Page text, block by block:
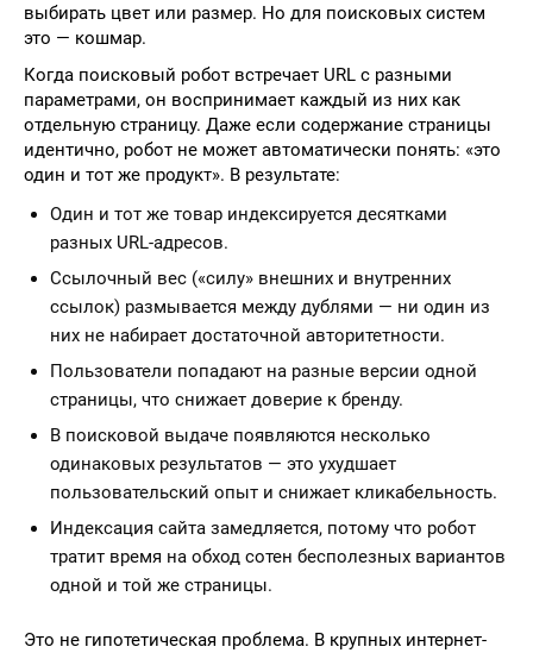
выбирать цвет или размер. Но для поисковых систем
это — кошмар.
Когда поисковый робот встречает URL с разными
параметрами, он воспринимает каждый из них как
отдельную страницу. Даже если содержание страницы
идентично, робот не может автоматически понять: «это
один и тот же продукт». В результате:
Один и тот же товар индексируется десятками
разных URL-адресов.
Ссылочный вес («силу» внешних и внутренних
ссылок) размывается между дублями — ни один из
них не набирает достаточной авторитетности.
Пользователи попадают на разные версии одной
страницы, что снижает доверие к бренду.
В поисковой выдаче появляются несколько
одинаковых результатов — это ухудшает
пользовательский опыт и снижает кликабельность.
Индексация сайта замедляется, потому что робот
тратит время на обход сотен бесполезных вариантов
одной и той же страницы.
Это не гипотетическая проблема. В крупных интернет-